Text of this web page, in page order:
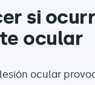
si
ocular
ocular